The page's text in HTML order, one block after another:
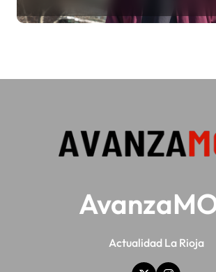
Actualidad La Rioja